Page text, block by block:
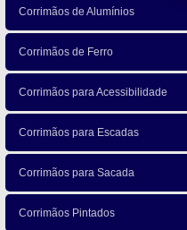
Corrimãos de Alumínios
Corrimãos de Ferro
Corrimãos para Acessibilidade
Corrimãos para Escadas
Corrimãos para Sacada
Corrimãos Pintados